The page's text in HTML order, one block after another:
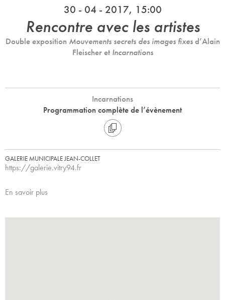
30 - 04 - 2017, 15:00
Rencontre avec les artistes
Double exposition Mouvements secrets des images fixesd’Alain
Fleischer et Incarnations
Incarnations
Programmation complète de l’évènement
GALERIE MUNICIPALE JEAN-COLLET
https://galerie.vitry94.fr
En savoir plus